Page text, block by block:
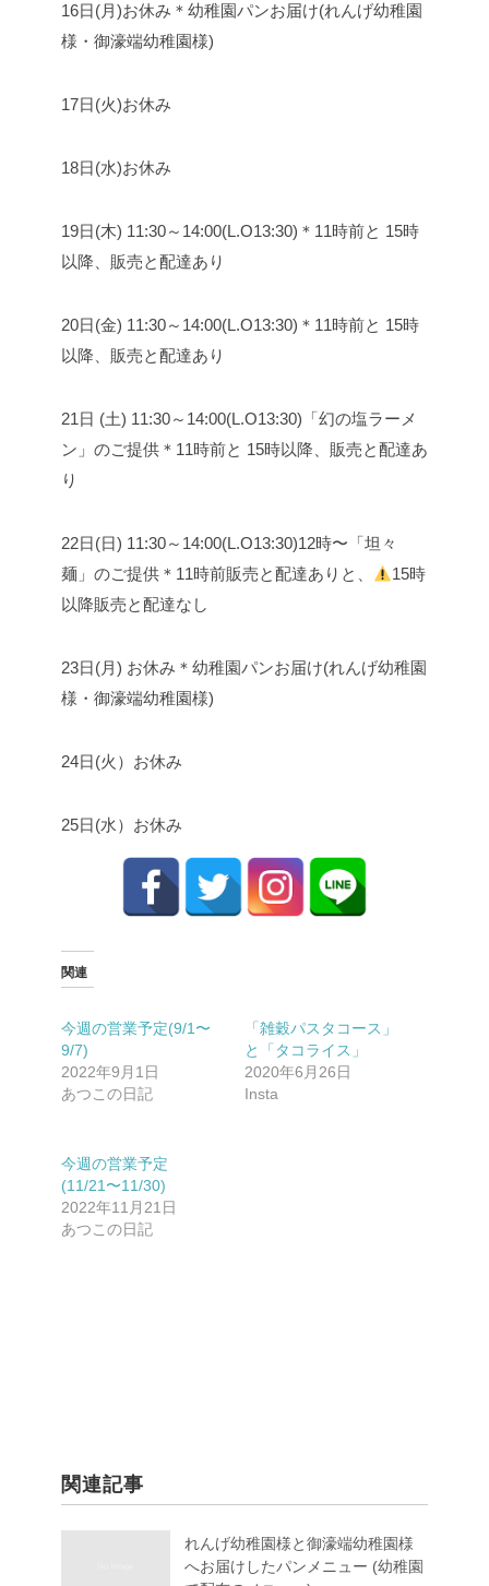
16日(月)お休み ＊幼稚園パンお届け(れんげ幼稚園
様・御濠端幼稚園様)
17日(火)お休み
18日(水)お休み
19日(木) 11:30～14:00(L.O13:30) ＊11時前と 15時
以降、販売と配達あり
20日(金) 11:30～14:00(L.O13:30) ＊11時前と 15時
以降、販売と配達あり
21日 (土) 11:30～14:00(L.O13:30) 「幻の塩ラーメ
ン」のご提供 ＊11時前と 15時以降、販売と配達あ
り
22日(日) 11:30～14:00(L.O13:30)12時〜「坦々
麺」のご提供 ＊11時前販売と配達ありと、
15時
以降販売と配達なし
23日(月) お休み ＊幼稚園パンお届け(れんげ幼稚園
様・御濠端幼稚園様)
24日(火）お休み
25日(水）お休み
関連
今週の営業予定(9/1〜
9/7)
2022年9月1日
あつこの日記
「雑穀パスタコース」
と「タコライス」
2020年6月26日
Insta
今週の営業予定
(11/21〜11/30)
2022年11月21日
あつこの日記
関連記事
れんげ幼稚園様と御濠端幼稚園様
へお届けしたパンメニュー (幼稚園